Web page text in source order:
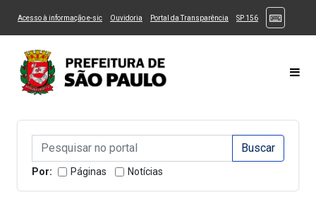
Ir ao Conteúdo Ir para menu principal Ir para busca 3
Alternar Alto Contraste
Acesso à informação e-sic(Link para um novo sítio)
Ouvidoria (Link para um novo sítio)
Portal da Transparência (Link para um novo sítio)
SP 156(Link para um
Campo de Busca de informações
Campo de Busca de informações Enviar a Busca
Por: Páginas Notícias